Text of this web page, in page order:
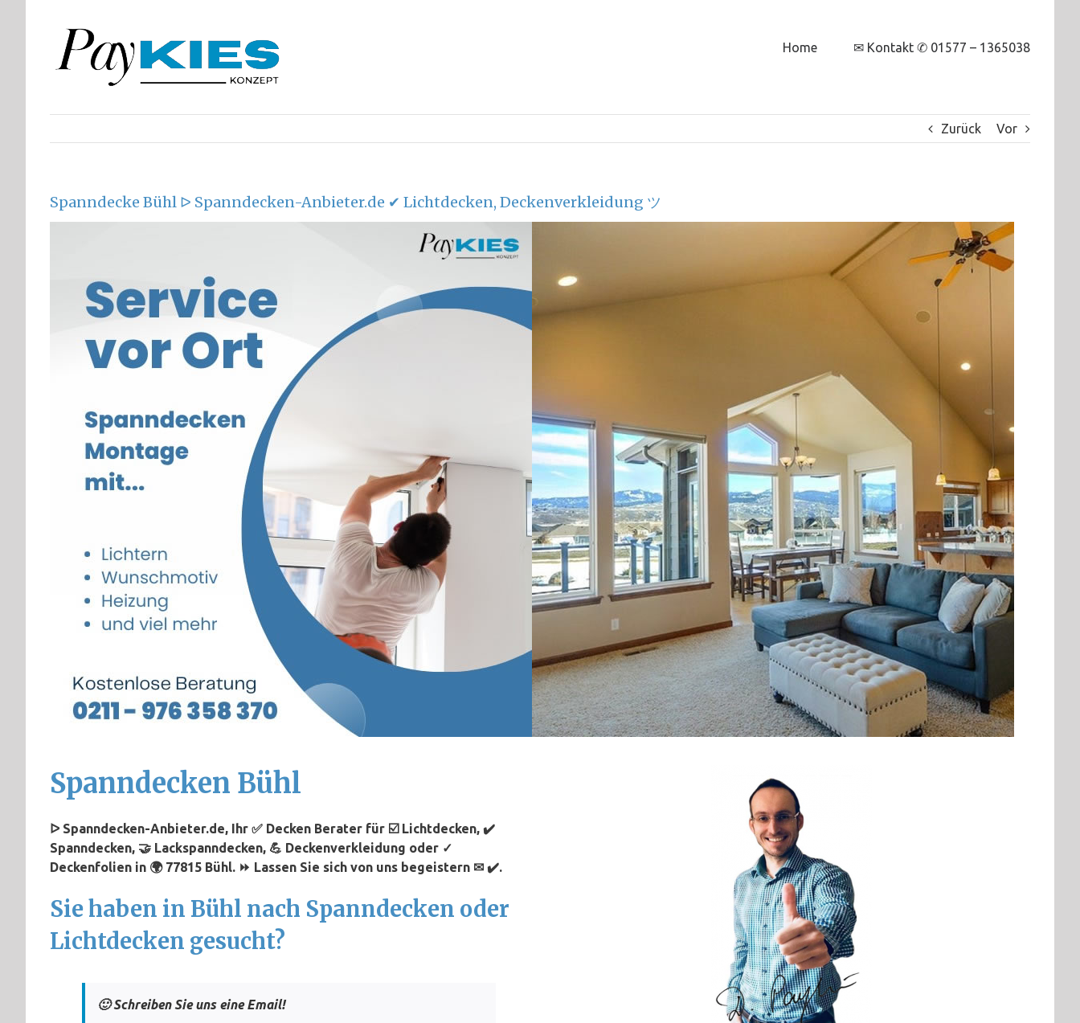
Home ✉ Kontakt ✆ 01577 – 1365038
Zurück Vor
Spanndecke Bühl ᐅ Spanndecken-Anbieter.de ✔ Lichtdecken, Deckenverkleidung ツ
Spanndecken Bühl
ᐅ Spanndecken-Anbieter.de, Ihr ✅ Decken Berater für ☑️ Lichtdecken, ✔️
Spanndecken, 🤝 Lackspanndecken, 💪 Deckenverkleidung oder ✓
Deckenfolien in 🌍 77815 Bühl. ⏩ Lassen Sie sich von uns begeistern ✉ ✔️.
Sie haben in Bühl nach Spanndecken oder
Lichtdecken gesucht?
🙂 Schreiben Sie uns eine Email!